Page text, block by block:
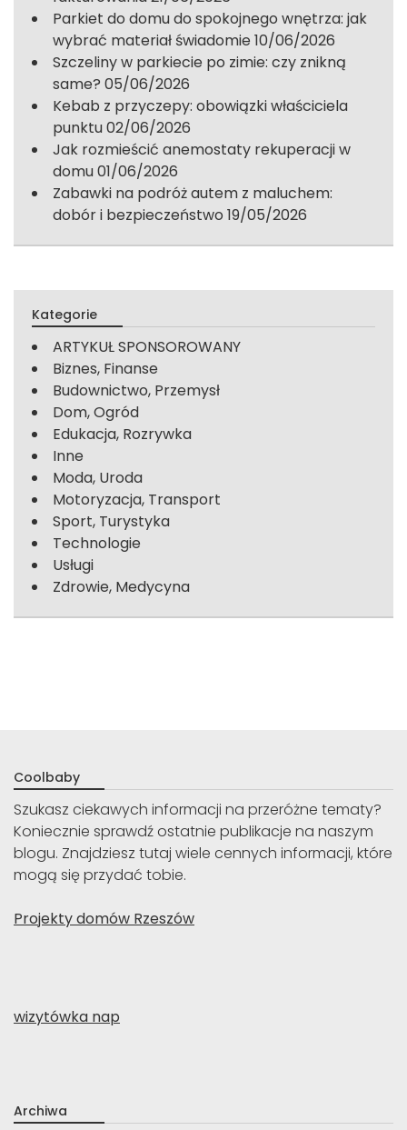
Parkiet do domu do spokojnego wnętrza: jak
wybrać materiał świadomie 10/06/2026
Szczeliny w parkiecie po zimie: czy znikną
same? 05/06/2026
Kebab z przyczepy: obowiązki właściciela
punktu02/06/2026
Jak rozmieścić anemostaty rekuperacji w
domu01/06/2026
Zabawki na podróż autem z maluchem:
dobór i bezpieczeństwo 19/05/2026
Kategorie
ARTYKUŁ SPONSOROWANY
Biznes, Finanse
Budownictwo, Przemysł
Dom, Ogród
Edukacja, Rozrywka
Inne
Moda, Uroda
Motoryzacja, Transport
Sport, Turystyka
Technologie
Usługi
Zdrowie, Medycyna
Coolbaby
Szukasz ciekawych informacji na przeróżne tematy?
Koniecznie sprawdź ostatnie publikacje na naszym
blogu. Znajdziesz tutaj wiele cennych informacji, które
mogą się przydać tobie.
Projekty domów Rzeszów
wizytówka nap
Archiwa